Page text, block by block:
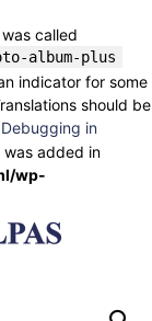
called
album-plus
indicator for some
should be
Debugging in
was added in
wp-